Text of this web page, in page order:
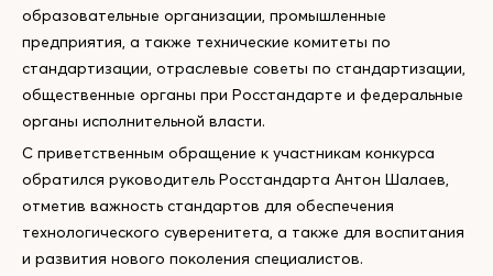
образовательные организации, промышленные
предприятия, а также технические комитеты по
стандартизации, отраслевые советы по стандартизации,
общественные органы при Росстандарте и федеральные
органы исполнительной власти.
С приветственным обращение к участникам конкурса
обратился руководитель Росстандарта Антон Шалаев,
отметив важность стандартов для обеспечения
технологического суверенитета, а также для воспитания
и развития нового поколения специалистов.